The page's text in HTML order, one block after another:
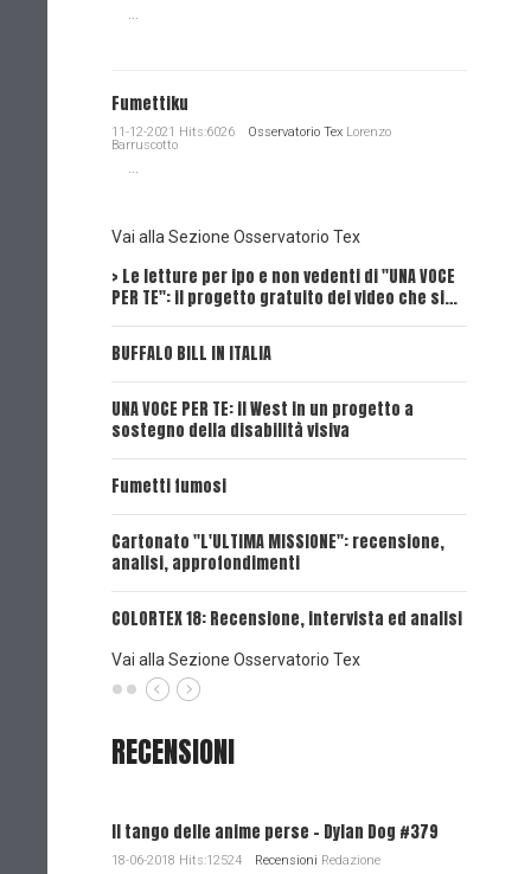
...
Fumettiku
11-12-2021 Hits:6026 Osservatorio Tex Lorenzo
Barruscotto
...
Vai alla Sezione Osservatorio Tex
> Le letture per ipo e non vedenti di "UNA VOCE
PER TE": il progetto gratuito dei video che si…
BUFFALO BILL IN ITALIA
UNA VOCE PER TE: il West in un progetto a
sostegno della disabilità visiva
Fumetti fumosi
Cartonato "L'ULTIMA MISSIONE": recensione,
analisi, approfondimenti
COLORTEX 18: Recensione, intervista ed analisi
Vai alla Sezione Osservatorio Tex
RECENSIONI
Il tango delle anime perse - Dylan Dog #379
18-06-2018 Hits:12524 Recensioni Redazione